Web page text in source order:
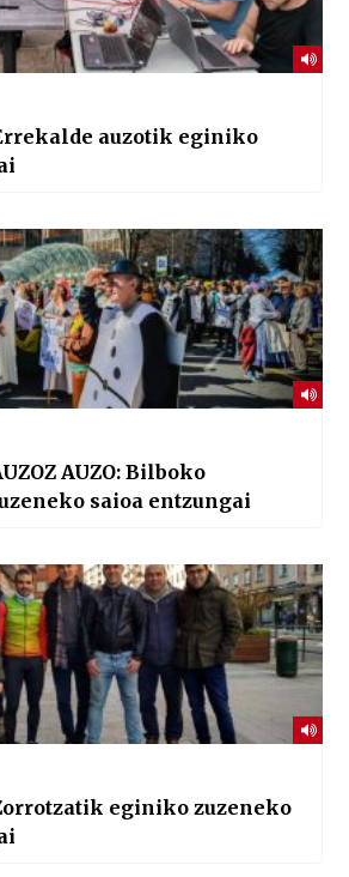
Errekalde auzotik eginiko
AUZO: Bilboko
saioa entzungai
Zorrotzatik eginiko zuzeneko